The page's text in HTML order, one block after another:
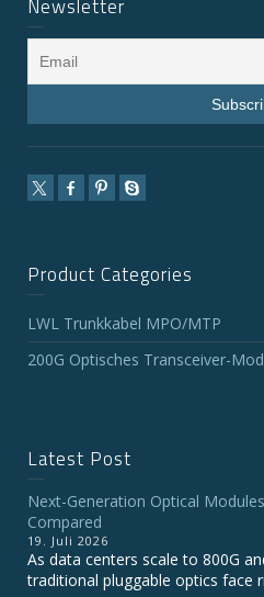
Newsletter
Product Categories
LWL Trunkkabel MPO/MTP
200G Optisches Transceiver-
Latest Post
Next-Generation Optical
Compared
19. Juli 2026
As data centers scale to 800G
traditional pluggable optics face